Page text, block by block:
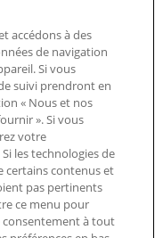
sur l’appli
accédons à des
de navigation
Si vous
suivi prendront en
« Nous et nos
». Si vous
votre
les technologies de
certains contenus et
pas pertinents
ce menu pour
à tout